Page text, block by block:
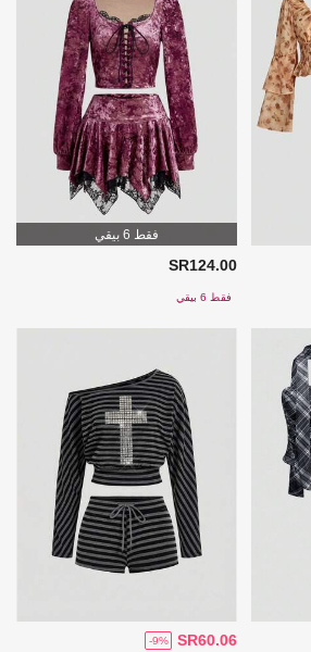
فقط 6 بيقي
SR124.00
فقط 6 بيقي
SR60.06
-9%